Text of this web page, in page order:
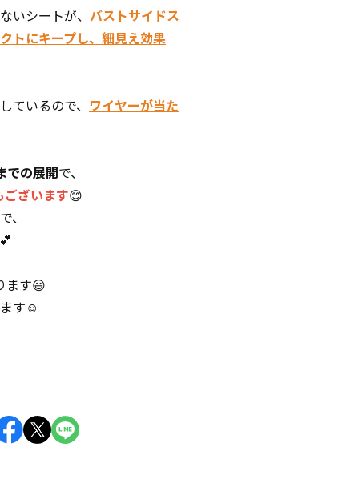
いシートが、 バストサイドス
トにキープし、細見え効果
しているので、 ワイヤーが当た
での展開で、
ございます😊
、
ます😃
す☺️